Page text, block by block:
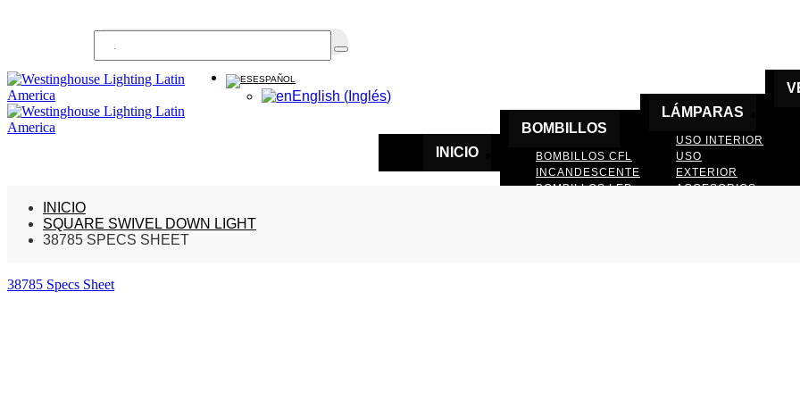
ESPAÑOL
English ( Inglés)
INICIO
BOMBILLOS
BOMBILLOS CFL
INCANDESCENTE
BOMBILLOS LED
LÁMPARAS
USO INTERIOR
USO
EXTERIOR
ACCESORIOS
INICIO
SQUARE SWIVEL DOWN LIGHT
38785 SPECS SHEET
38785 Specs Sheet